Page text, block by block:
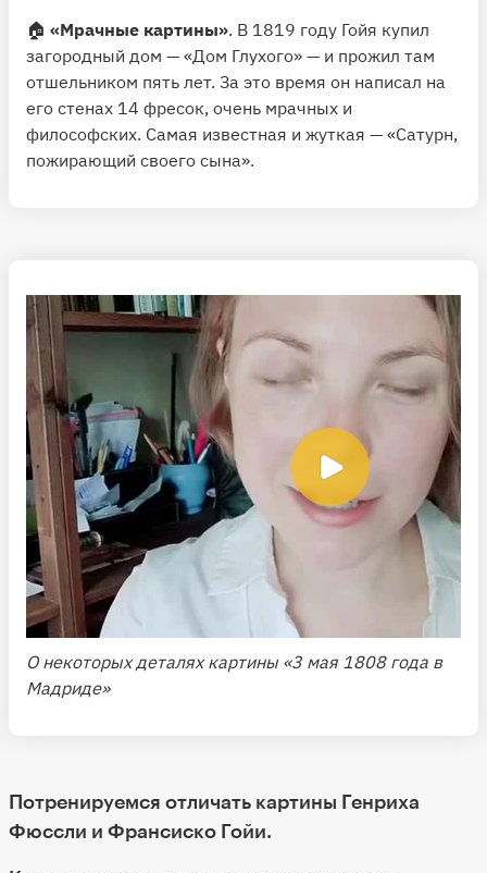
🏠 «Мрачные картины». В 1819 году Гойя купил
загородный дом — «Дом Глухого» — и прожил там
отшельником пять лет. За это время он написал на
его стенах 14 фресок, очень мрачных и
философских. Самая известная и жуткая — «Сатурн,
пожирающий своего сына».
О некоторых деталях картины «3 мая 1808 года в
Мадриде»
Потренируемся отличать картины Генриха
Фюссли и Франсиско Гойи.